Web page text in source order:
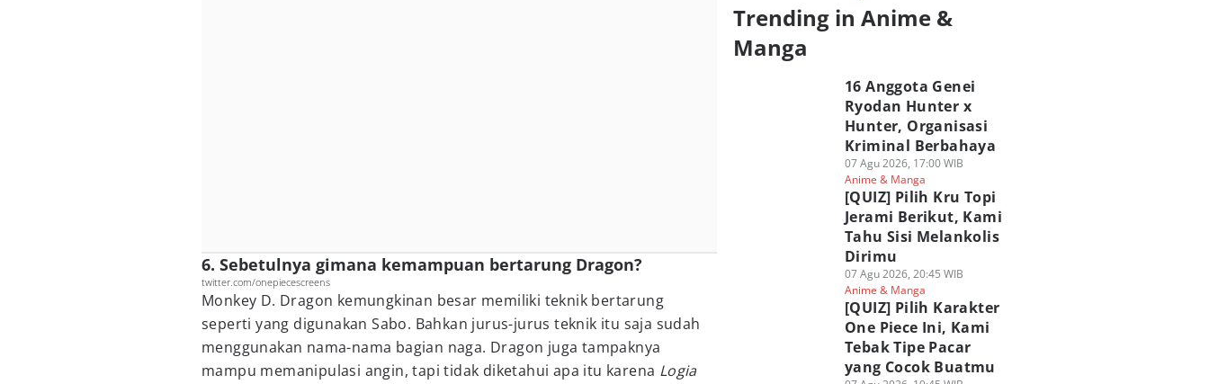
6. Sebetulnya gimana kemampuan bertarung Dragon?
twitter.com/onepiecescreens
Monkey D. Dragon kemungkinan besar memiliki teknik bertarung
seperti yang digunakan Sabo. Bahkan jurus-jurus teknik itu saja sudah
menggunakan nama-nama bagian naga. Dragon juga tampaknya
mampu memanipulasi angin, tapi tidak diketahui apa itu karena Logia
Trending in Anime &
Manga
16 Anggota Genei
Ryodan Hunter x
Hunter, Organisasi
Kriminal Berbahaya
07 Agu 2026, 17:00 WIB
Anime & Manga
[QUIZ] Pilih Kru Topi
Jerami Berikut, Kami
Tahu Sisi Melankolis
Dirimu
07 Agu 2026, 20:45 WIB
Anime & Manga
[QUIZ] Pilih Karakter
One Piece Ini, Kami
Tebak Tipe Pacar
yang Cocok Buatmu